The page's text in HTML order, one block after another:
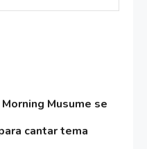
Musume se
cantar tema